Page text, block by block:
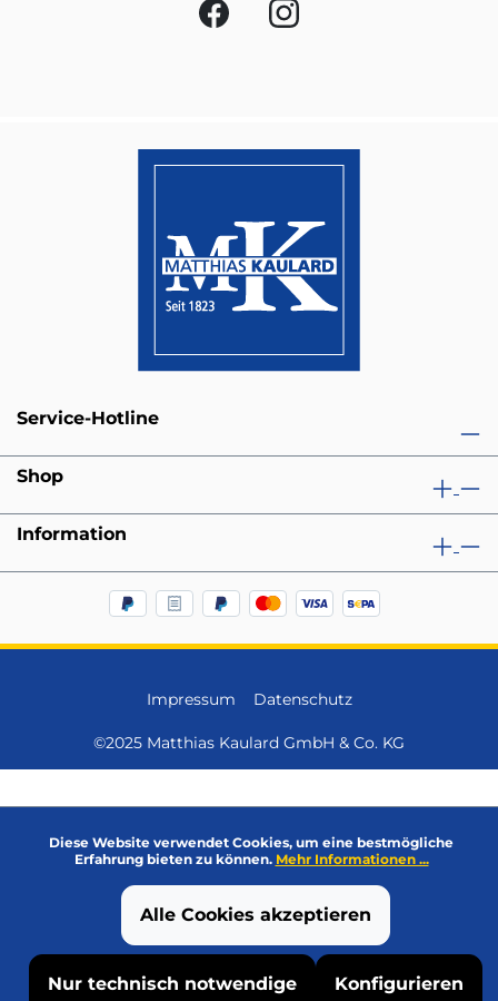
Service-Hotline
Shop
Information
Impressum Datenschutz
©2025 Matthias Kaulard GmbH & Co. KG
Diese Website verwendet Cookies, um eine bestmögliche
Erfahrung bieten zu können. Mehr Informationen ...
Nur technisch notwendige Konfigurieren
Alle Cookies akzeptieren